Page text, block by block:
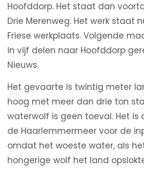
Hoofddorp. Het staat dan
Drie Merenweg. Het werk staat
Friese werkplaats. Volgende
in vijf delen naar Hoofddorp
Nieuws.
Het gevaarte is twintig meter
hoog met meer dan drie ton
waterwolf is geen toeval. Het is
de Haarlemmermeer voor de
omdat het woeste water, als
hongerige wolf het land